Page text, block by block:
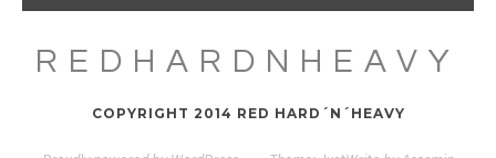
REDHARDNHEAVY
COPYRIGHT 2014 RED HARD´N´HEAVY